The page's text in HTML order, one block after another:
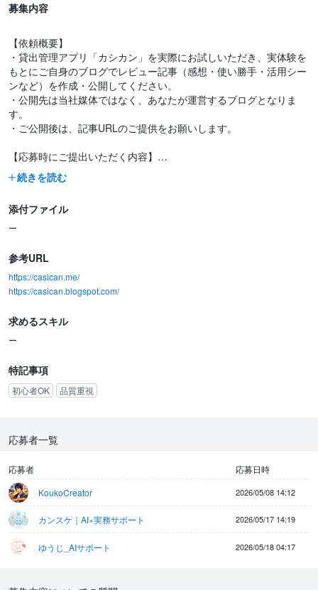
募集内容
【依頼概要】
・貸出管理アプリ「カシカン」を実際にお試しいただき、実体験を
もとにご自身のブログでレビュー記事（感想・使い勝手・活用シー
ンなど）を作成・公開してください。
・公開先は当社媒体ではなく、あなたが運営するブログとなりま
す。
・ご公開後は、記事URLのご提供をお願いします。
【応募時にご提出いただく内容】
・ブログURL
・月間PVの目安
★応募必須条件
・ご自身のブログを運営し、記事が公開可能なこと
登録でOK）
【作業内容】
・アプリの登録は無料なので、まずは実際に操作してみてくださ
・魅力的なスクリーンショットや具体的な事例（家庭での絵本・マ
ンガ共有、PTA/サークル備品管理、社内機材管理、趣味仲間や地域
リットを正直にレビューしてください。
【報酬・納期】
【注意事項】
・記事はオリジナルで作成してください（転載やAI生成のみの投稿
は不可）
・誹謗中傷、虚偽の記載はご遠慮願います
続きを読む
添付ファイル
ー
参考URL
https://casican.me/
https://casican.blogspot.com/
求めるスキル
ー
特記事項
初心者OK 品質重視
応募者一覧
応募者
応募日時
KoukoCreator
2026/05/08 14:12
カンスケ｜AI×実務サポート 2026/05/17 14:19
ゆうじ_AIサポート 2026/05/18 04:17